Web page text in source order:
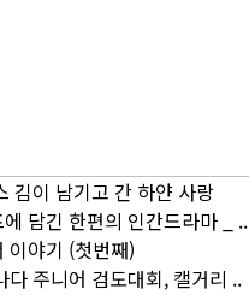
김이 남기고 간 하얀 사랑
에 담긴 한편의 인간드라마 _ ..
이야기 (첫번째)
다 주니어 검도대회, 캘거리 ..